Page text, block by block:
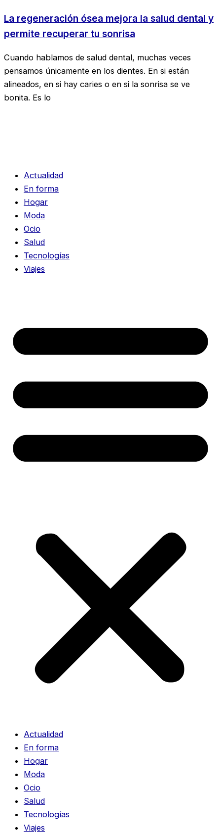
La regeneración ósea mejora la salud dental y
permite recuperar tu sonrisa
Cuando hablamos de salud dental, muchas veces
pensamos únicamente en los dientes. En si están
alineados, en si hay caries o en si la sonrisa se ve
bonita. Es lo
Actualidad
En forma
Hogar
Moda
Ocio
Salud
Tecnologías
Viajes
Actualidad
En forma
Hogar
Moda
Ocio
Salud
Tecnologías
Viajes